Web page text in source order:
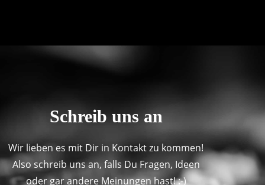
Schreib uns an
Wir lieben es mit Dir in Kontakt zu kommen!
Also schreib uns an, falls Du Fragen, Ideen
oder gar andere Meinungen hast! :-)